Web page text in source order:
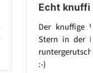
Echt
Der knuffige
Stern in der
:-)